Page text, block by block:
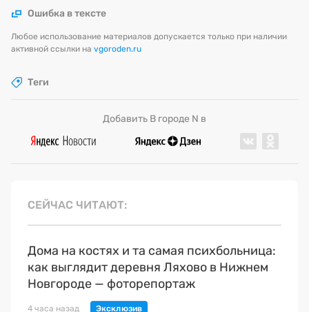
Ошибка в тексте
Любое использование материалов допускается только при наличии
активной ссылки на vgoroden.ru
Теги
Добавить В городе N в
СЕЙЧАС ЧИТАЮТ
Дома на костях и та самая психбольница:
как выглядит деревня Ляхово в Нижнем
Новгороде — фоторепортаж
4 часа назад